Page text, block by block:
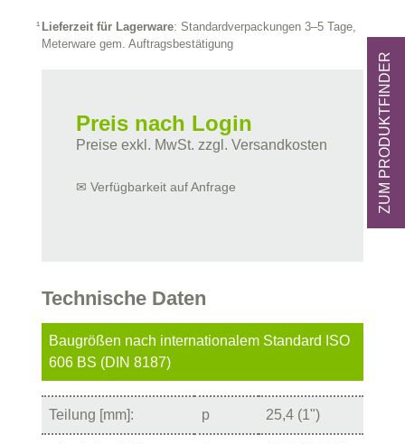
Lieferzeit für Lagerware: Standardverpackungen 3–5 Tage,
Meterware gem. Auftragsbestätigung
Preis nach Login
Preise exkl. MwSt. zzgl. Versandkosten
✉ Verfügbarkeit auf Anfrage
Technische Daten
Baugrößen nach internationalem Standard ISO
606 BS (DIN 8187)
Teilung [mm]: p 25,4 (1")
ZUM PRODUKTFINDER